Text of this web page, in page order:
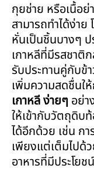
กุยช่าย หรือเนื้อ
สามารถทำได้ง่า
หั่นเป็นชิ้นบางๆ
เกาหลีที่มีรสชาติ
รับประทานคู่กับข้
เพิ่มความสดชื่นใ
เกาหลี ง่ายๆ อย่า
ให้เข้ากับวัตถุดิบ
ได้อีกด้วย เช่น ก
เพียงแต่เต็มไปด้
อาหารที่มีประโย